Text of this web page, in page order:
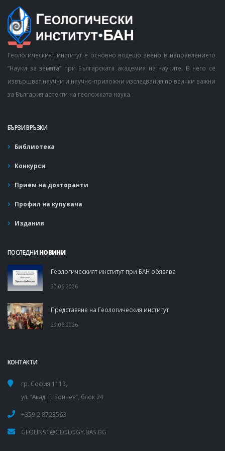
Геологическият институт е основно водещо звено в направлението
“Науки за земята” при Българската академия на науките. В него се
извършват научни и научно-приложни изследвания по всички важни
за България аспекти на геоложката наука.
БЪРЗИ ВРЪЗКИ
Библиотека
Конкурси
Прием на докторанти
Профил на купувача
Издания
ПОСЛЕДНИ НОВИНИ
Геологическият институт при БАН обявява
30.06.2026
Представяне на Геологическия институт
29.06.2026
КОНТАКТИ
гр. София 1113,
ул. “Акад. Г. Бончев”, блок 24
+359 2 8723563
GEOLINST@GEOLOGY.BAS.BG